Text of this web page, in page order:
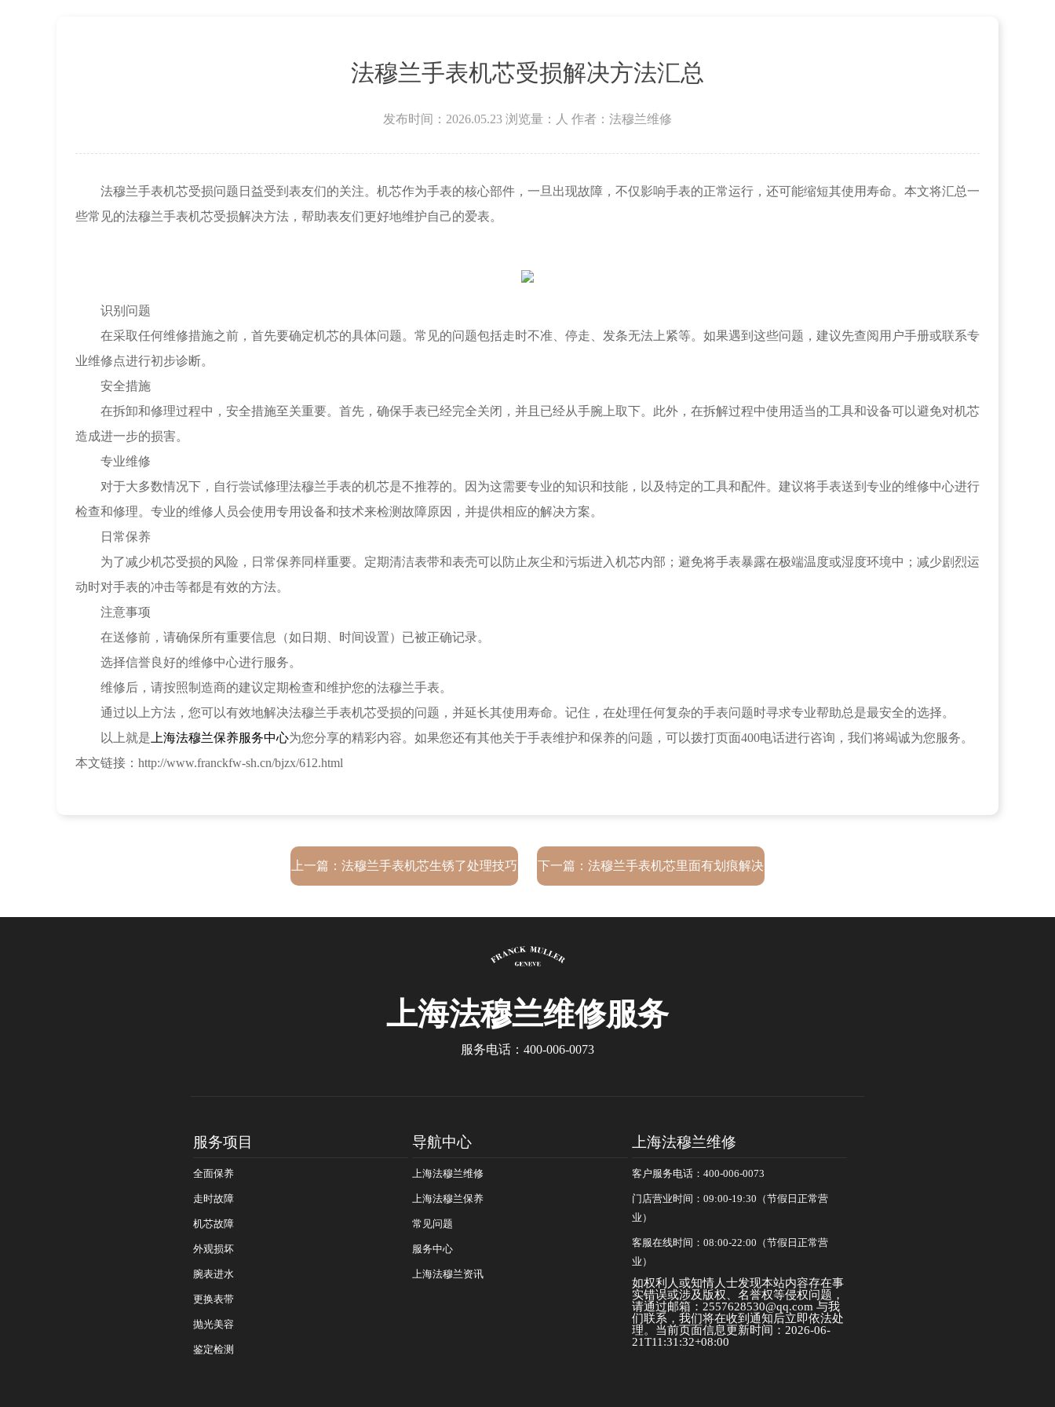
法穆兰手表机芯受损解决方法汇总
发布时间：2026.05.23 浏览量： 人 作者：法穆兰维修
法穆兰手表机芯受损问题日益受到表友们的关注。机芯作为手表的核心部件，一旦出现故障，不仅影响手表的正常运行，还可能缩短其使用寿命。本文将汇总一
些常见的法穆兰手表机芯受损解决方法，帮助表友们更好地维护自己的爱表。
识别问题
在采取任何维修措施之前，首先要确定机芯的具体问题。常见的问题包括走时不准、停走、发条无法上紧等。如果遇到这些问题，建议先查阅用户手册或联系专
业维修点进行初步诊断。
安全措施
在拆卸和修理过程中，安全措施至关重要。首先，确保手表已经完全关闭，并且已经从手腕上取下。此外，在拆解过程中使用适当的工具和设备可以避免对机芯
造成进一步的损害。
专业维修
对于大多数情况下，自行尝试修理法穆兰手表的机芯是不推荐的。因为这需要专业的知识和技能，以及特定的工具和配件。建议将手表送到专业的维修中心进行
检查和修理。专业的维修人员会使用专用设备和技术来检测故障原因，并提供相应的解决方案。
日常保养
为了减少机芯受损的风险，日常保养同样重要。定期清洁表带和表壳可以防止灰尘和污垢进入机芯内部；避免将手表暴露在极端温度或湿度环境中；减少剧烈运
动时对手表的冲击等都是有效的方法。
注意事项
在送修前，请确保所有重要信息（如日期、时间设置）已被正确记录。
选择信誉良好的维修中心进行服务。
维修后，请按照制造商的建议定期检查和维护您的法穆兰手表。
通过以上方法，您可以有效地解决法穆兰手表机芯受损的问题，并延长其使用寿命。记住，在处理任何复杂的手表问题时寻求专业帮助总是最安全的选择。
以上就是 上海法穆兰保养服务中心为您分享的精彩内容。如果您还有其他关于手表维护和保养的问题，可以拨打页面400电话进行咨询，我们将竭诚为您服务。
本文链接：http://www.franckfw-sh.cn/bjzx/612.html
上一篇： 法穆兰手表机芯生锈了处理技巧 下一篇：法穆兰手表机芯里面有划痕解决
上海法穆兰维修服务
服务电话： 400-006-0073
服务项目
全面保养
走时故障
机芯故障
外观损坏
腕表进水
更换表带
抛光美容
鉴定检测
导航中心
上海法穆兰维修
上海法穆兰保养
常见问题
服务中心
上海法穆兰资讯
上海法穆兰维修
客户服务电话：400-006-0073
门店营业时间：09:00-19:30（节假日正常营
业）
客服在线时间：08:00-22:00（节假日正常营
业）
如权利人或知情人士发现本站内容存在事
实错误或涉及版权、名誉权等侵权问题，
请通过邮箱：2557628530@qq.com 与我
们联系，我们将在收到通知后立即依法处
理。当前页面信息更新时间：2026-06-
21T11:31:32+08:00